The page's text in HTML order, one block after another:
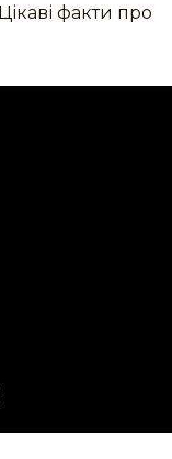
Цікаві факти про